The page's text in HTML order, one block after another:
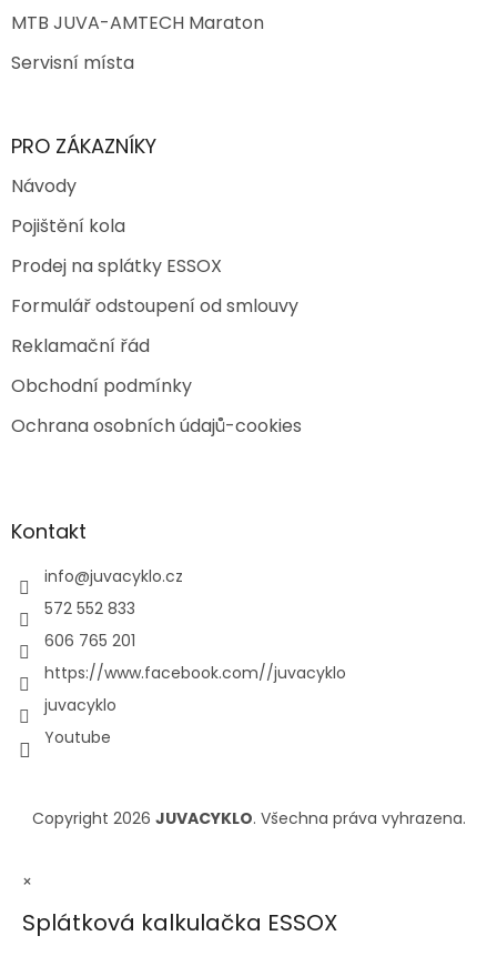
MTB JUVA-AMTECH Maraton
Servisní místa
PRO ZÁKAZNÍKY
Návody
Pojištění kola
Prodej na splátky ESSOX
Formulář odstoupení od smlouvy
Reklamační řád
Obchodní podmínky
Ochrana osobních údajů-cookies
Kontakt
info@juvacyklo.cz
572 552 833
606 765 201
https://www.facebook.com//juvacyklo
juvacyklo
Youtube
Copyright 2026 JUVACYKLO. Všechna práva vyhrazena.
×
Splátková kalkulačka ESSOX